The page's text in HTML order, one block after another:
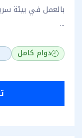
بالعمل في بيئة
...
دوام كامل